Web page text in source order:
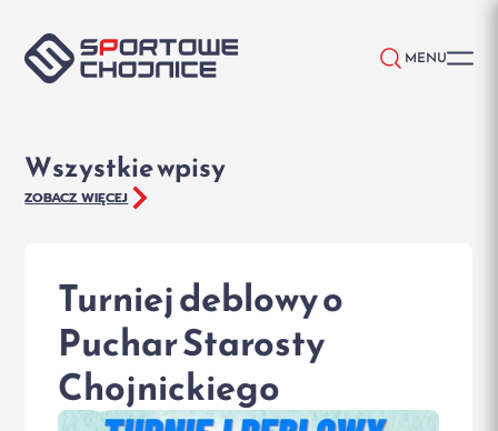
MENU
Wszystkie wpisy
ZOBACZ WIĘCEJ
Turniej deblowy o
Puchar Starosty
Chojnickiego